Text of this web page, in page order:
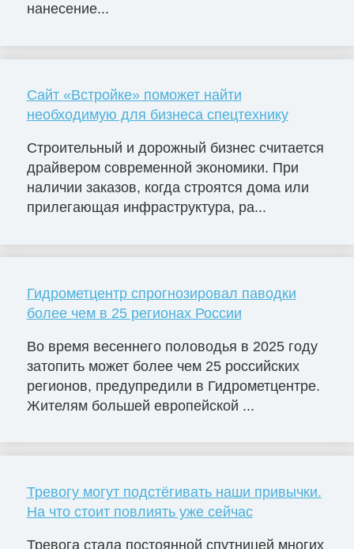
нанесение...
Сайт «Встройке» поможет найти
необходимую для бизнеса спецтехнику
Строительный и дорожный бизнес считается
драйвером современной экономики. При
наличии заказов, когда строятся дома или
прилегающая инфраструктура, ра...
Гидрометцентр спрогнозировал паводки
более чем в 25 регионах России
Во время весеннего половодья в 2025 году
затопить может более чем 25 российских
регионов, предупредили в Гидрометцентре.
Жителям большей европейской ...
Тревогу могут подстёгивать наши привычки.
На что стоит повлиять уже сейчас
Тревога стала постоянной спутницей многих